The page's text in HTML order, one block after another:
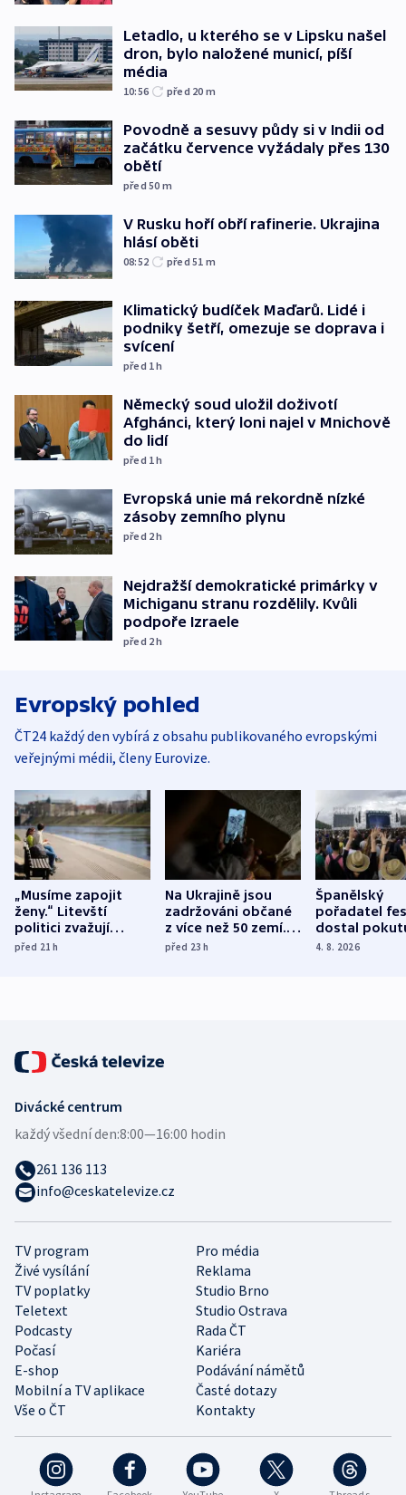
Letadlo, u kterého se v Lipsku našel
dron, bylo naložené municí, píší
média
10:56 před 20 m
Povodně a sesuvy půdy si v Indii od
začátku července vyžádaly přes 130
obětí
před 50 m
V Rusku hoří obří rafinerie. Ukrajina
hlásí oběti
08:52 před 51 m
Klimatický budíček Maďarů. Lidé i
podniky šetří, omezuje se doprava i
svícení
před 1h
Německý soud uložil doživotí
Afghánci, který loni najel v Mnichově
do lidí
před 1h
Evropská unie má rekordně nízké
zásoby zemního plynu
před 2h
Nejdražší demokratické primárky v
Michiganu stranu rozdělily. Kvůli
podpoře Izraele
před 2h
Evropský pohled
ČT24 každý den vybírá z obsahu publikovaného evropskými
veřejnými médii, členy Eurovize.
„Musíme zapojit
ženy.“ Litevští
politici zvažují
dohodu o
před 21h
Na Ukrajině jsou
zadržováni občané
z více než 50 zemí.
Bojovali na straně
před 23h
Španělský
pořadatel
dostal
nekalé
4. 8. 2026
TV program
Pro média
Živé vysílání
Reklama
TV poplatky
Studio Brno
Teletext
Studio Ostrava
Podcasty
Rada ČT
Počasí
Kariéra
E-shop
Podávání námětů
Mobilní a TV aplikace
Časté dotazy
Vše o ČT
Kontakty
Divácké centrum
každý všední den:8:00—16:00 hodin
261 136 113
info@ceskatelevize.cz